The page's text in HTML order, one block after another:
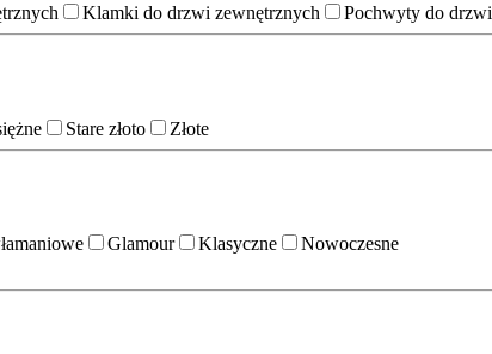
Klamki do drzwi zewnętrznych Pochwyty do drzwi
Stare złoto Złote
Glamour Klasyczne Nowoczesne